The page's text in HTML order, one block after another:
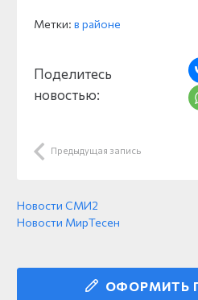
Метки: в районе
Поделитесь
новостью:
Предыдущая запись
Новости СМИ2
Новости МирТесен
ОФОРМИТЬ